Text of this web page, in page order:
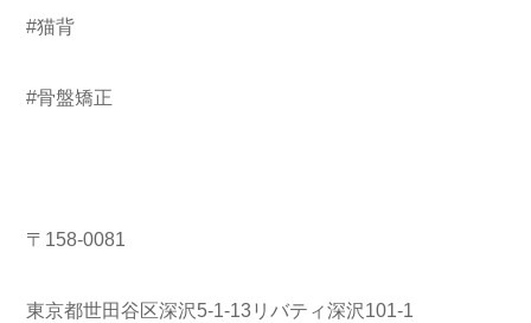
#猫背
#骨盤矯正
〒158-0081
東京都世田谷区深沢5-1-13リバティ深沢101-1